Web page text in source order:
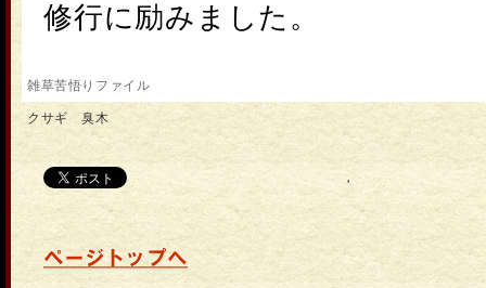
修行に励みました。
雑草苦悟りファイル
クサギ 臭木
'